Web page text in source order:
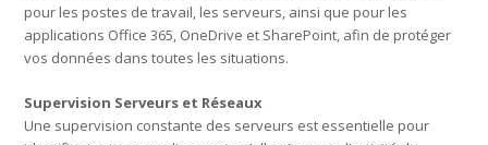
pour les postes de travail, les serveurs, ainsi que pour les
applications Office 365, OneDrive et SharePoint, afin de protéger
vos données dans toutes les situations.
Supervision Serveurs et Réseaux
Une supervision constante des serveurs est essentielle pour